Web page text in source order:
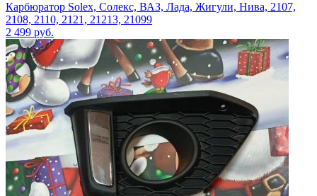
Карбюратор Solex, Солекс, ВАЗ, Лада, Жигули, Нива, 2107,
2108, 2110, 2121, 21213, 21099
2 499 руб.